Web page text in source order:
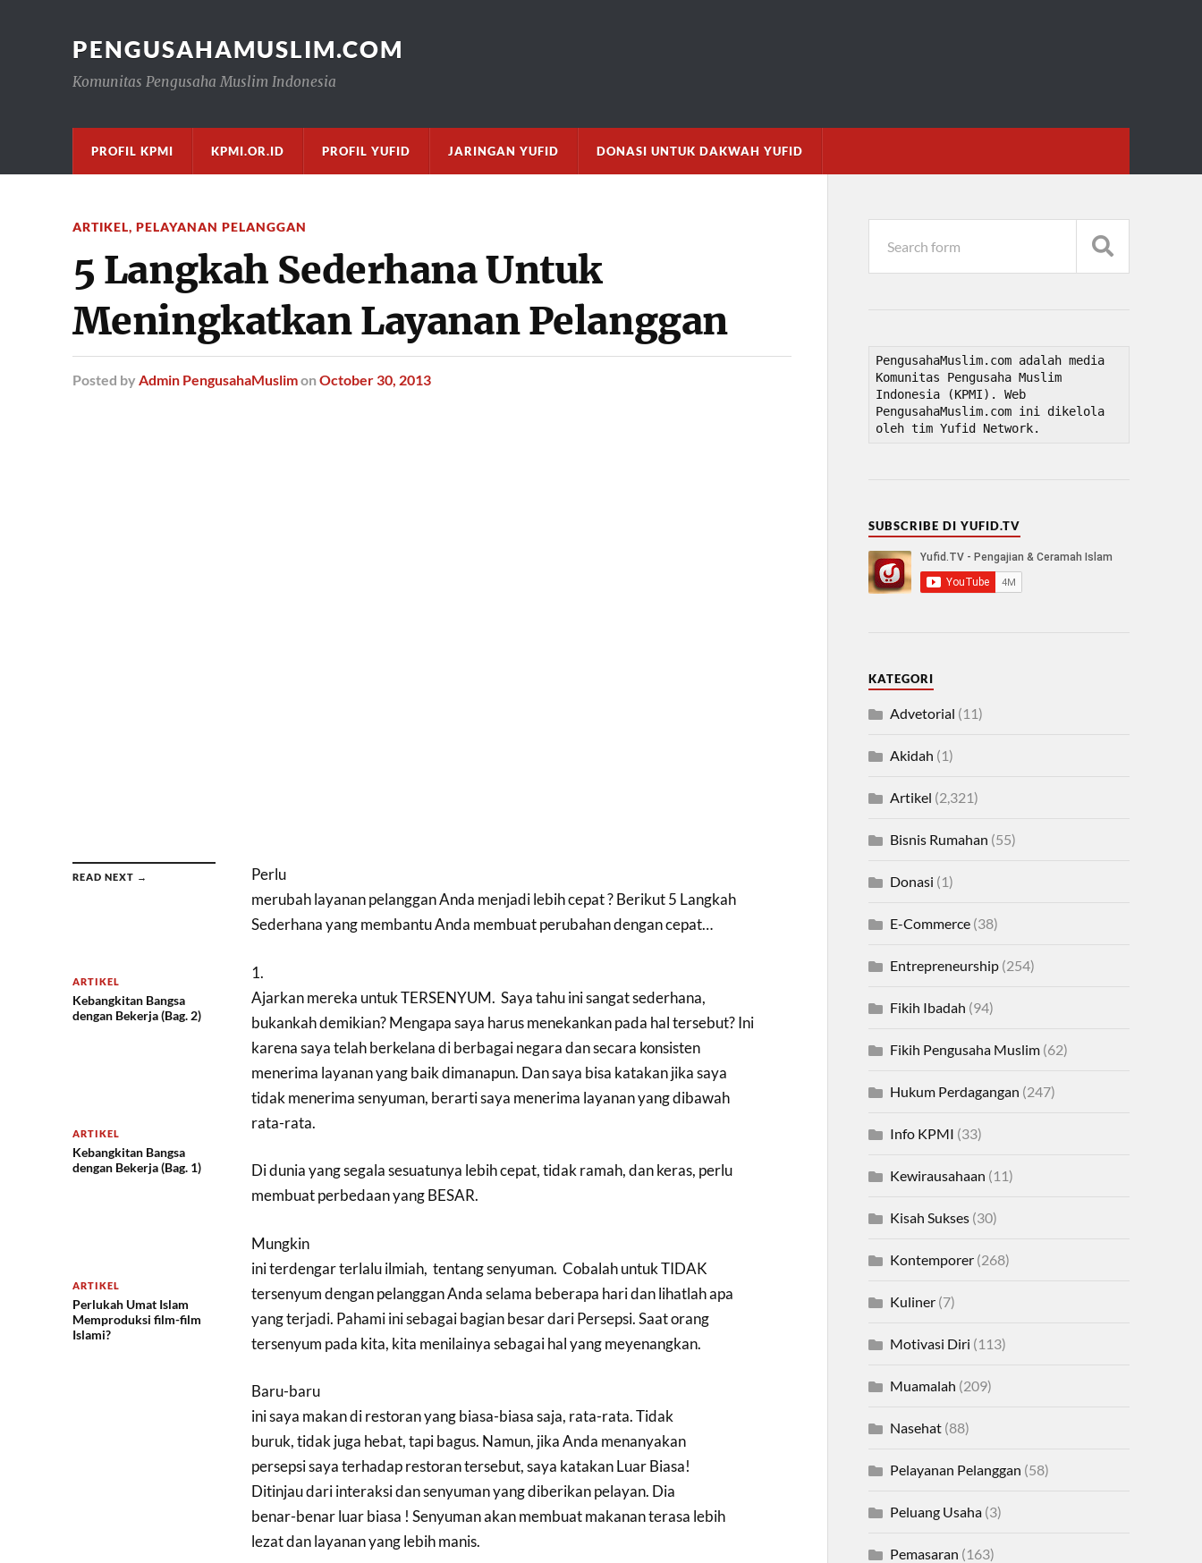
PENGUSAHAMUSLIM.COM
Komunitas Pengusaha Muslim Indonesia
PROFIL KPMI KPMI.OR.ID PROFIL YUFID JARINGAN YUFID DONASI UNTUK DAKWAH YUFID
ARTIKEL, PELAYANAN PELANGGAN
5 Langkah Sederhana Untuk
Meningkatkan Layanan Pelanggan
Posted by Admin PengusahaMuslimon October 30, 2013
READ NEXT →
ARTIKEL
Kebangkitan Bangsa
dengan Bekerja (Bag. 2)
ARTIKEL
Kebangkitan Bangsa
dengan Bekerja (Bag. 1)
ARTIKEL
Perlukah Umat Islam
Memproduksi film-film
Islami?
Perlu
merubah layanan pelanggan Anda menjadi lebih cepat ? Berikut 5 Langkah
Sederhana yang membantu Anda membuat perubahan dengan cepat…
1.
Ajarkan mereka untuk TERSENYUM. Saya tahu ini sangat sederhana,
bukankah demikian? Mengapa saya harus menekankan pada hal tersebut? Ini
karena saya telah berkelana di berbagai negara dan secara konsisten
menerima layanan yang baik dimanapun. Dan saya bisa katakan jika saya
tidak menerima senyuman, berarti saya menerima layanan yang dibawah
rata-rata.
Di dunia yang segala sesuatunya lebih cepat, tidak ramah, dan keras, perlu
membuat perbedaan yang BESAR.
Mungkin
ini terdengar terlalu ilmiah, tentang senyuman. Cobalah untuk TIDAK
tersenyum dengan pelanggan Anda selama beberapa hari dan lihatlah apa
yang terjadi. Pahami ini sebagai bagian besar dari Persepsi. Saat orang
tersenyum pada kita, kita menilainya sebagai hal yang meyenangkan.
Baru-baru
ini saya makan di restoran yang biasa-biasa saja, rata-rata. Tidak
buruk, tidak juga hebat, tapi bagus. Namun, jika Anda menanyakan
persepsi saya terhadap restoran tersebut, saya katakan Luar Biasa!
Ditinjau dari interaksi dan senyuman yang diberikan pelayan. Dia
benar-benar luar biasa ! Senyuman akan membuat makanan terasa lebih
lezat dan layanan yang lebih manis.
PengusahaMuslim.com adalah media
Komunitas Pengusaha Muslim
Indonesia (KPMI). Web
PengusahaMuslim.com ini dikelola
oleh tim Yufid Network.
SUBSCRIBE DI YUFID.TV
KATEGORI
Advetorial (11)
Akidah (1)
Artikel (2,321)
Bisnis Rumahan (55)
Donasi (1)
E-Commerce(38)
Entrepreneurship(254)
Fikih Ibadah (94)
Fikih Pengusaha Muslim(62)
Hukum Perdagangan (247)
Info KPMI (33)
Kewirausahaan (11)
Kisah Sukses(30)
Kontemporer(268)
Kuliner(7)
Motivasi Diri (113)
Muamalah (209)
Nasehat(88)
Pelayanan Pelanggan (58)
Peluang Usaha(3)
Pemasaran (163)